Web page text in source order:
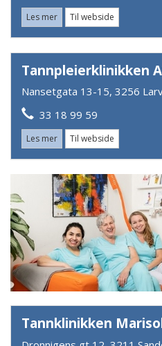
Les mer Til webside
Tannpleierklinikken
Nansetgata 13-15, 3256
33 18 99 59
Les mer Til webside
Tannklinikken